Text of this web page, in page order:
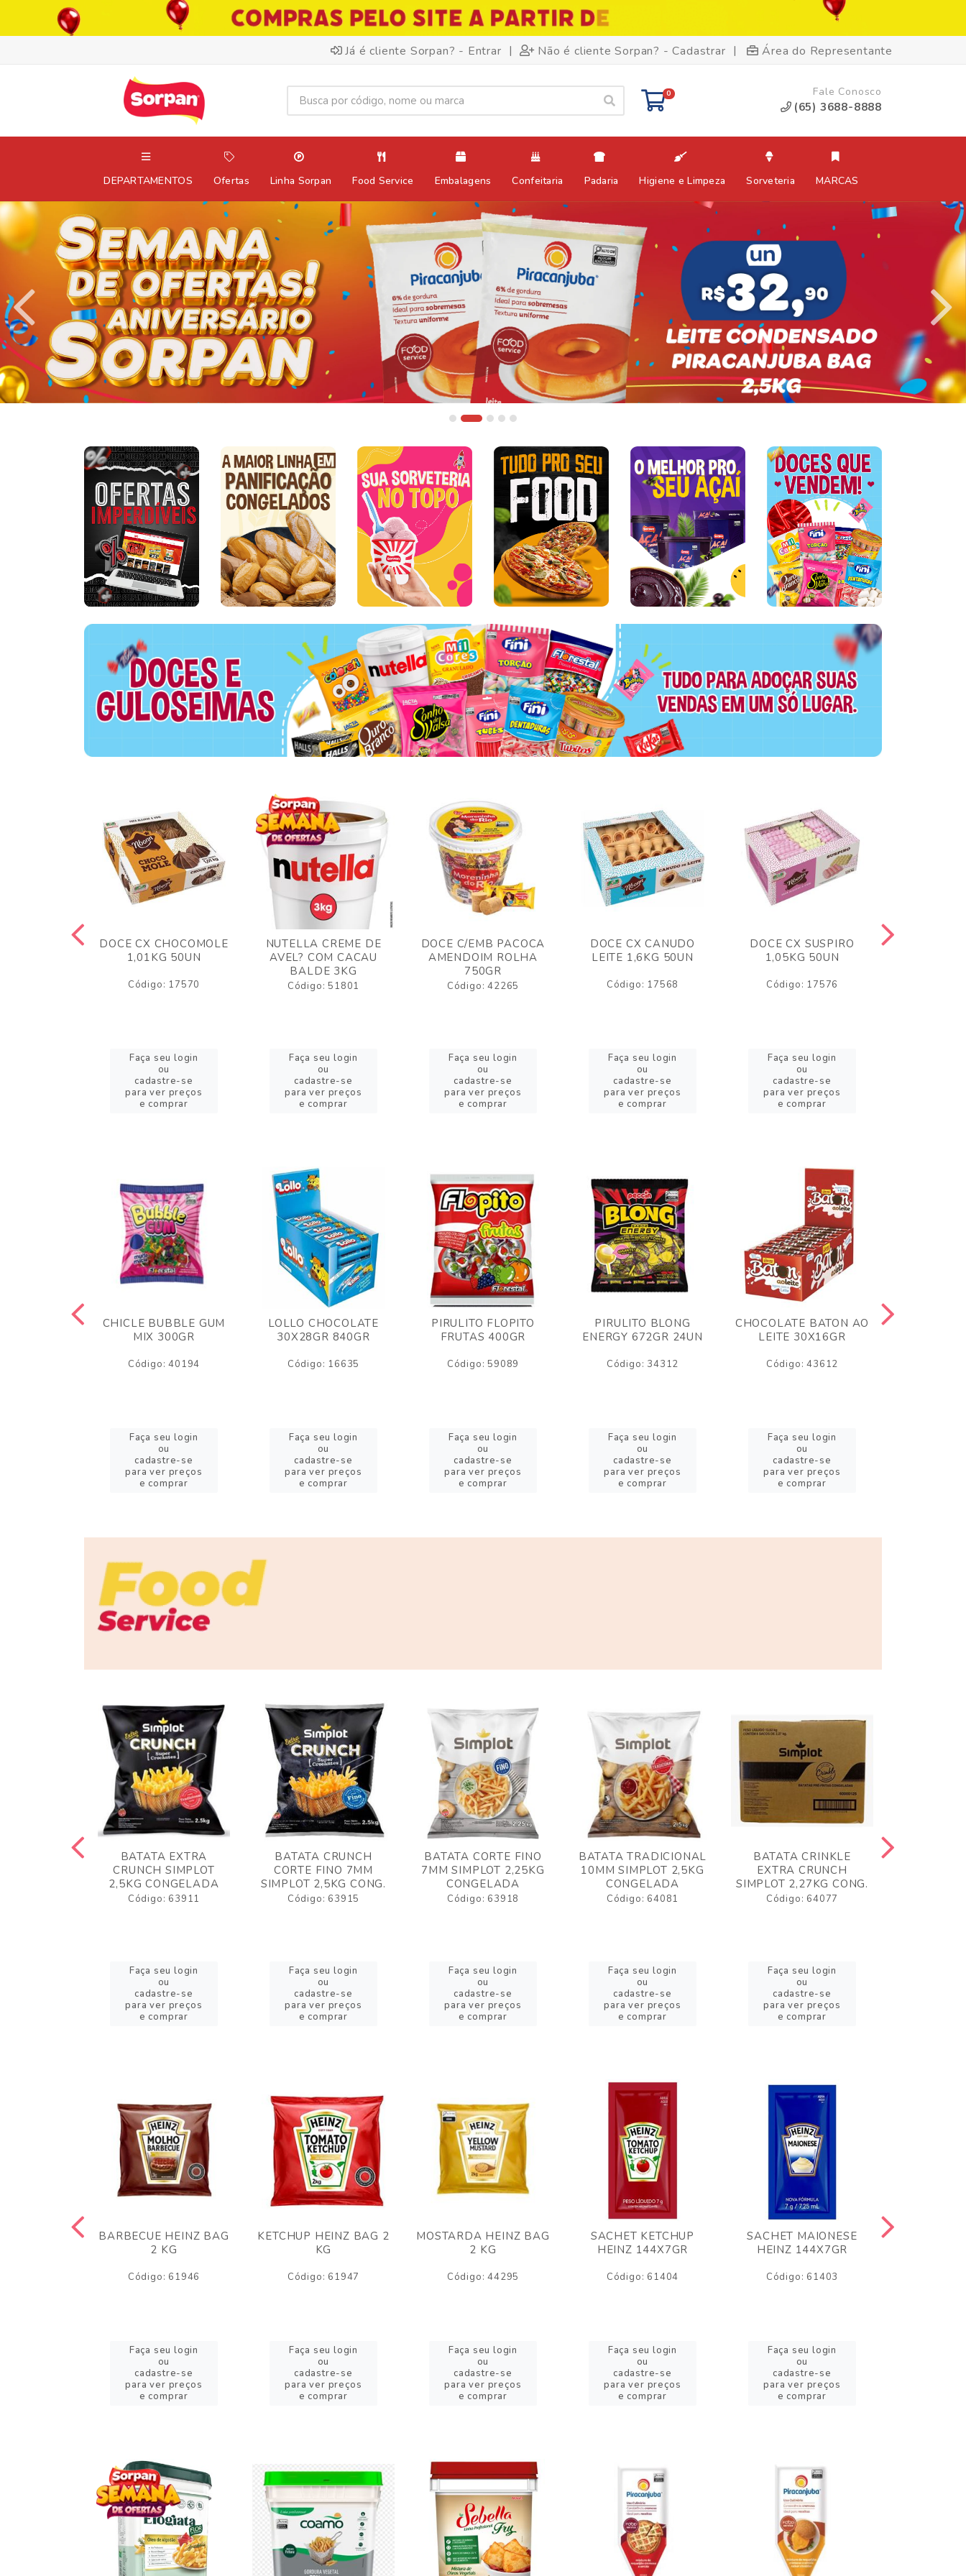
Já é cliente Sorpan? - Entrar | Não é cliente Sorpan? - Cadastrar | Área do Representante
0 Fale Conosco
(65) 3688-8888
DEPARTAMENTOS Ofertas Linha Sorpan Food Service Embalagens Confeitaria Padaria Higiene e Limpeza Sorveteria MARCAS
DOCE CX CHOCOMOLE
1,01KG 50UN
Código: 17570
Faça seu login
ou
cadastre-se
para ver preços
e comprar
NUTELLA CREME DE
AVEL? COM CACAU
BALDE 3KG
Código: 51801
Faça seu login
ou
cadastre-se
para ver preços
e comprar
DOCE C/EMB PACOCA
AMENDOIM ROLHA
750GR
Código: 42265
Faça seu login
ou
cadastre-se
para ver preços
e comprar
DOCE CX CANUDO
LEITE 1,6KG 50UN
Código: 17568
Faça seu login
ou
cadastre-se
para ver preços
e comprar
DOCE CX SUSPIRO
1,05KG 50UN
Código: 17576
Faça seu login
ou
cadastre-se
para ver preços
e comprar
CHICLE BUBBLE GUM
MIX 300GR
Código: 40194
Faça seu login
ou
cadastre-se
para ver preços
e comprar
LOLLO CHOCOLATE
30X28GR 840GR
Código: 16635
Faça seu login
ou
cadastre-se
para ver preços
e comprar
PIRULITO FLOPITO
FRUTAS 400GR
Código: 59089
Faça seu login
ou
cadastre-se
para ver preços
e comprar
PIRULITO BLONG
ENERGY 672GR 24UN
Código: 34312
Faça seu login
ou
cadastre-se
para ver preços
e comprar
CHOCOLATE BATON AO
LEITE 30X16GR
Código: 43612
Faça seu login
ou
cadastre-se
para ver preços
e comprar
BATATA EXTRA
CRUNCH SIMPLOT
2,5KG CONGELADA
Código: 63911
Faça seu login
ou
cadastre-se
para ver preços
e comprar
BATATA CRUNCH
CORTE FINO 7MM
SIMPLOT 2,5KG CONG.
Código: 63915
Faça seu login
ou
cadastre-se
para ver preços
e comprar
BATATA CORTE FINO
7MM SIMPLOT 2,25KG
CONGELADA
Código: 63918
Faça seu login
ou
cadastre-se
para ver preços
e comprar
BATATA TRADICIONAL
10MM SIMPLOT 2,5KG
CONGELADA
Código: 64081
Faça seu login
ou
cadastre-se
para ver preços
e comprar
BATATA CRINKLE
EXTRA CRUNCH
SIMPLOT 2,27KG CONG.
Código: 64077
Faça seu login
ou
cadastre-se
para ver preços
e comprar
BARBECUE HEINZ BAG
2 KG
Código: 61946
Faça seu login
ou
cadastre-se
para ver preços
e comprar
KETCHUP HEINZ BAG 2
KG
Código: 61947
Faça seu login
ou
cadastre-se
para ver preços
e comprar
MOSTARDA HEINZ BAG
2 KG
Código: 44295
Faça seu login
ou
cadastre-se
para ver preços
e comprar
SACHET KETCHUP
HEINZ 144X7GR
Código: 61404
Faça seu login
ou
cadastre-se
para ver preços
e comprar
SACHET MAIONESE
HEINZ 144X7GR
Código: 61403
Faça seu login
ou
cadastre-se
para ver preços
e comprar